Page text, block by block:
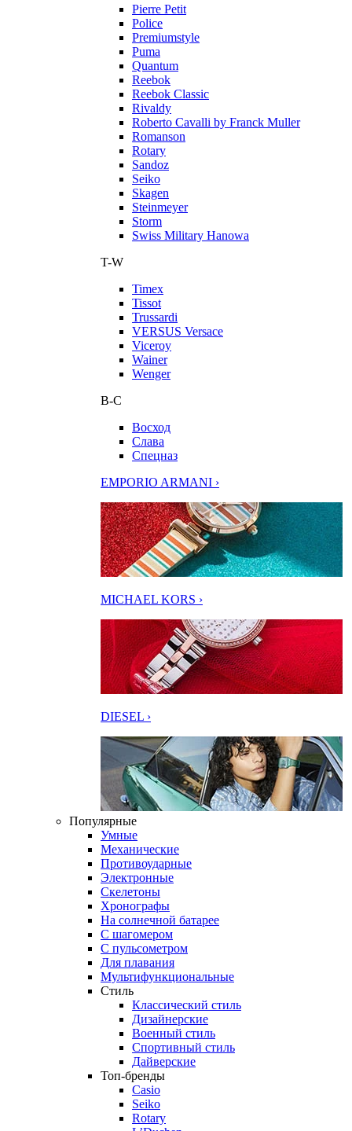
Pierre Petit
Police
Premiumstyle
Puma
Quantum
Reebok
Reebok Classic
Rivaldy
Roberto Cavalli by Franck Muller
Romanson
Rotary
Sandoz
Seiko
Skagen
Steinmeyer
Storm
Swiss Military Hanowa
T-W
Timex
Tissot
Trussardi
VERSUS Versace
Viceroy
Wainer
Wenger
В-С
Восход
Слава
Спецназ
EMPORIO ARMANI ›
MICHAEL KORS ›
DIESEL ›
Популярные
Умные
Механические
Противоударные
Электронные
Скелетоны
Хронографы
На солнечной батарее
С шагомером
С пульсометром
Для плавания
Мультифункциональные
Стиль
Классический стиль
Дизайнерские
Военный стиль
Спортивный стиль
Дайверские
Топ-бренды
Casio
Seiko
Rotary